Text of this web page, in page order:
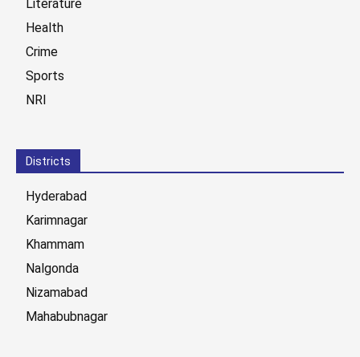
Literature
Health
Crime
Sports
NRI
Districts
Hyderabad
Karimnagar
Khammam
Nalgonda
Nizamabad
Mahabubnagar